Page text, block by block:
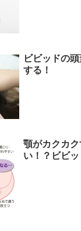
ビビッドの
する！
顎がカクカ
い！？ビビ